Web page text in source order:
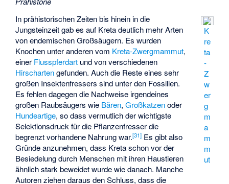
K
re
ta
-
Z
w
er
g
m
a
m
m
ut
In prähistorischen Zeiten bis hinein in die
Jungsteinzeit gab es auf Kreta deutlich mehr Arten
von endemischen Großsäugern. Es wurden
Knochen unter anderen vom Kreta-Zwergmammut,
einer Flusspferdart und von verschiedenen
Hirschartengefunden. Auch die Reste eines sehr
großen Insektenfressers sind unter den Fossilien.
Es fehlen dagegen die Nachweise irgendeines
großen Raubsäugers wie Bären,Großkatzenoder
Hundeartige, so dass vermutlich der wichtigste
Selektionsdruck für die Pflanzenfresser die
begrenzt vorhandene Nahrung war.[31] Es gibt also
Gründe anzunehmen, dass Kreta schon vor der
Besiedelung durch Menschen mit ihren Haustieren
ähnlich stark beweidet wurde wie danach. Manche
Autoren ziehen daraus den Schluss, dass die